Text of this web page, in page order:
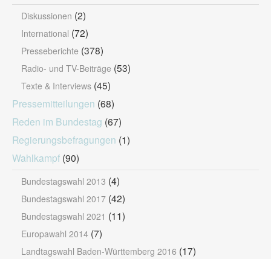
Diskussionen (2)
International (72)
Presseberichte (378)
Radio- und TV-Beiträge (53)
Texte & Interviews (45)
Pressemitteilungen (68)
Reden im Bundestag (67)
Regierungsbefragungen (1)
Wahlkampf (90)
Bundestagswahl 2013 (4)
Bundestagswahl 2017 (42)
Bundestagswahl 2021 (11)
Europawahl 2014 (7)
Landtagswahl Baden-Württemberg 2016 (17)